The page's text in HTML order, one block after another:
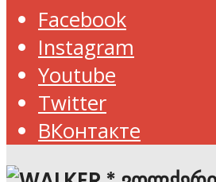
Facebook
Instagram
Youtube
Twitter
ВКонтакте